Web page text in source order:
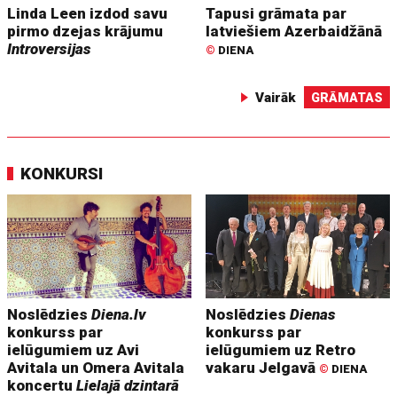
Linda Leen izdod savu
pirmo dzejas krājumu
Introversijas
Tapusi grāmata par
latviešiem Azerbaidžānā
© DIENA
Vairāk GRĀMATAS
KONKURSI
NoslēdziesDiena.lv
konkurss par
ielūgumiem uz Avi
Avitala un Omera Avitala
koncertuLielajā dzintarā
NoslēdziesDienas
konkurss par
ielūgumiem uz Retro
vakaru Jelgavā © DIENA